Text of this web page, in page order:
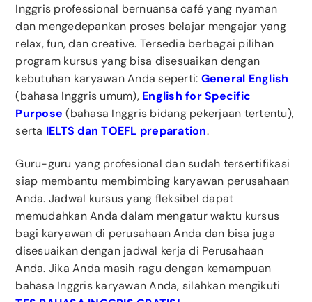
Inggris professional bernuansa café yang nyaman
dan mengedepankan proses belajar mengajar yang
relax, fun, dan creative. Tersedia berbagai pilihan
program kursus yang bisa disesuaikan dengan
kebutuhan karyawan Anda seperti: General English
(bahasa Inggris umum), English for Specific
Purpose (bahasa Inggris bidang pekerjaan tertentu),
serta IELTS dan TOEFL preparation.
Guru-guru yang profesional dan sudah tersertifikasi
siap membantu membimbing karyawan perusahaan
Anda. Jadwal kursus yang fleksibel dapat
memudahkan Anda dalam mengatur waktu kursus
bagi karyawan di perusahaan Anda dan bisa juga
disesuaikan dengan jadwal kerja di Perusahaan
Anda. Jika Anda masih ragu dengan kemampuan
bahasa Inggris karyawan Anda, silahkan mengikuti